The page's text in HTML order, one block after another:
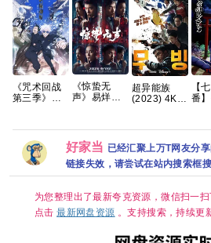
《咒术回战
第三季》
集 已完结】
【4K 超高
清】【内置
中文字幕】
（1.2G/集 共
【附1-2季
+系列】夸克
《惊蛰无
声》易烊千
幂 张译 刘诗
诗2026/剧
情/犯罪/4K
电影 夸克
超异能族
(2023) 4K
剧【全20
集】
【
番
【
网
好家当 已经汇聚上万T网友分
链接失效，请尝试在站内搜索框
为您整理出了最新夸克资源，微信扫一
点击最新网盘资源 。支持搜索，持续更